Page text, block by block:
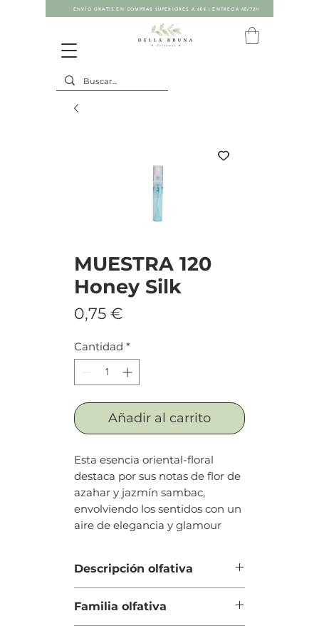
ENVÍO GRATIS EN COMPRAS SUPERIORES A 60€ | ENTREGA 48/72H
MUESTRA 120
Honey Silk
0,75 €
Cantidad *
Añadir al carrito
Esta esencia oriental-floral
destaca por sus notas de flor de
azahar y jazmín sambac,
envolviendo los sentidos con un
aire de elegancia y glamour
Descripción olfativa
La
Cuerpo: Jazmín
Familia olfativa